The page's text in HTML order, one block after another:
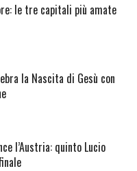
le tre capitali più amate
la Nascita di Gesù con
l’Austria: quinto Lucio